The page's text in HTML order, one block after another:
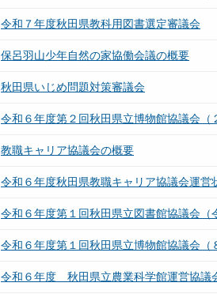
令和７年度秋田県教科用図書選定審議会
保呂羽山少年自然の家協働会議の概要
秋田県いじめ問題対策審議会
令和６年度第２回秋田県立博物館協議会（
教職キャリア協議会の概要
令和６年度秋田県教職キャリア協議会運営
令和６年度第１回秋田県立図書館協議会（
令和６年度第１回秋田県立博物館協議会（
令和６年度 秋田県立農業科学館運営協議